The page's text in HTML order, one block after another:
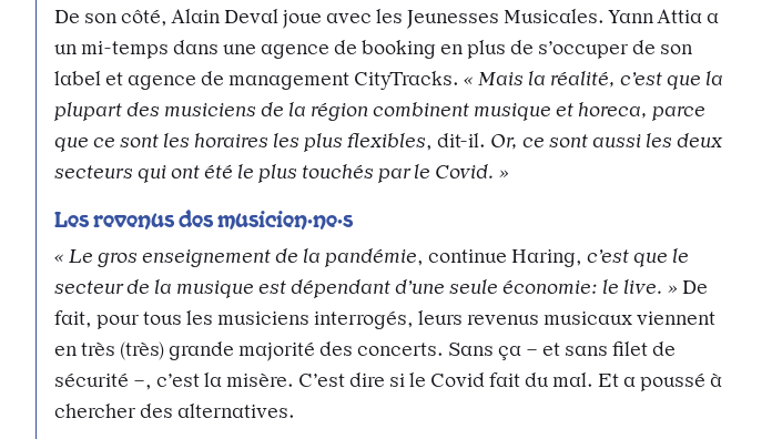
De son côté, Alain Deval joue avec les Jeunesses Musicales. Yann Attia a
un mi-temps dans une agence de booking en plus de s’occuper de son
label et agence de management CityTracks. « Mais la réalité, c’est que la
plupart des musiciens de la région combinent musique et horeca, parce
que ce sont les horaires les plus flexibles, dit-il. Or, ce sont aussi les deux
secteurs qui ont été le plus touchés par le Covid. »
Les revenus des musicien·ne·s
« Le gros enseignement de la pandémie, continue Haring, c’est que le
secteur de la musique est dépendant d’une seule économie: le live. » De
fait, pour tous les musiciens interrogés, leurs revenus musicaux viennent
en très (très) grande majorité des concerts. Sans ça – et sans filet de
sécurité –, c’est la misère. C’est dire si le Covid fait du mal. Et a poussé à
chercher des alternatives.